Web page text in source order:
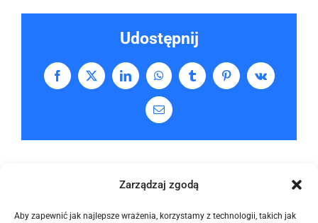
Zarządzaj zgodą
Aby zapewnić jak najlepsze wrażenia, korzystamy z technologii, takich jak
Udostępnij
Facebook
X LinkedInWhatsAppTumblr PinterestVk
Email